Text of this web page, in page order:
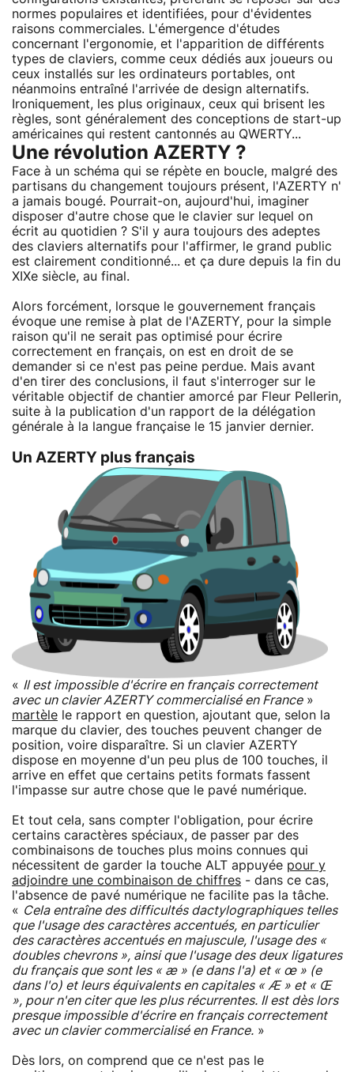
normes populaires et identifiées, pour d'évidentes
raisons commerciales. L'émergence d'études
concernant l'ergonomie, et l'apparition de différents
types de claviers, comme ceux dédiés aux joueurs ou
ceux installés sur les ordinateurs portables, ont
néanmoins entraîné l'arrivée de design alternatifs.
Ironiquement, les plus originaux, ceux qui brisent les
règles, sont généralement des conceptions de start-up
américaines qui restent cantonnés au QWERTY...
Une révolution AZERTY ?
Face à un schéma qui se répète en boucle, malgré des
partisans du changement toujours présent, l'AZERTY n'
a jamais bougé. Pourrait-on, aujourd'hui, imaginer
disposer d'autre chose que le clavier sur lequel on
écrit au quotidien ? S'il y aura toujours des adeptes
des claviers alternatifs pour l'affirmer, le grand public
est clairement conditionné... et ça dure depuis la fin du
XIXe siècle, au final.
Alors forcément, lorsque le gouvernement français
évoque une remise à plat de l'AZERTY, pour la simple
raison qu'il ne serait pas optimisé pour écrire
correctement en français, on est en droit de se
demander si ce n'est pas peine perdue. Mais avant
d'en tirer des conclusions, il faut s'interroger sur le
véritable objectif de chantier amorcé par Fleur Pellerin,
suite à la publication d'un rapport de la délégation
générale à la langue française le 15 janvier dernier.
Un AZERTY plus français
« Il est impossible d'écrire en français correctement
avec un clavier AZERTY commercialisé en France»
martèle le rapport en question, ajoutant que, selon la
marque du clavier, des touches peuvent changer de
position, voire disparaître. Si un clavier AZERTY
dispose en moyenne d'un peu plus de 100 touches, il
arrive en effet que certains petits formats fassent
l'impasse sur autre chose que le pavé numérique.
Et tout cela, sans compter l'obligation, pour écrire
certains caractères spéciaux, de passer par des
combinaisons de touches plus moins connues qui
nécessitent de garder la touche ALT appuyée pour y
adjoindre une combinaison de chiffres - dans ce cas,
l'absence de pavé numérique ne facilite pas la tâche.
« Cela entraîne des difficultés dactylographiques telles
que l'usage des caractères accentués, en particulier
des caractères accentués en majuscule, l'usage des «
doubles chevrons », ainsi que l'usage des deux ligatures
du français que sont les « æ » (e dans l'a) et « œ » (e
dans l'o) et leurs équivalents en capitales « Æ » et « Œ
», pour n'en citer que les plus récurrentes. Il est dès lors
presque impossible d'écrire en français correctement
avec un clavier commercialisé en France. »
Dès lors, on comprend que ce n'est pas le